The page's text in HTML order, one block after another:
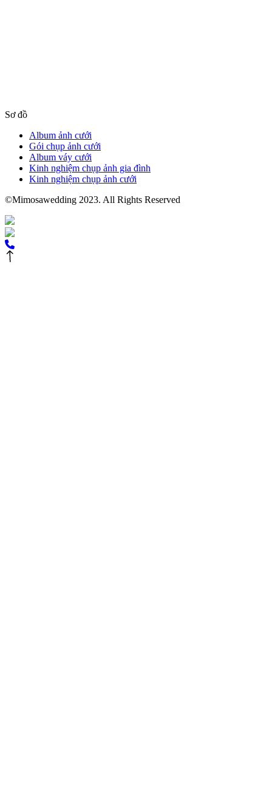
Sơ đồ
Album ảnh cưới
Gói chụp ảnh cưới
Album váy cưới
Kinh nghiệm chụp ảnh gia đình
Kinh nghiệm chụp ảnh cưới
©Mimosawedding 2023. All Rights Reserved